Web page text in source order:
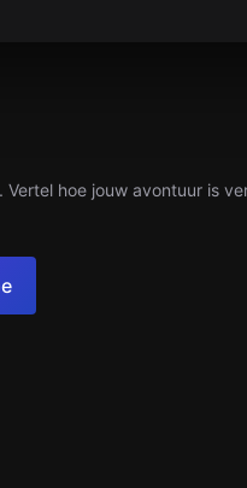
Vertel hoe jouw avontuur is